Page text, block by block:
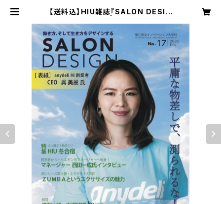
【送料込】HIU雑誌『SALON DESIG